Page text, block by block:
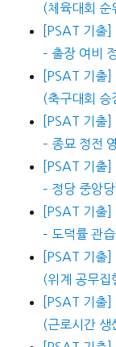
(체육대회 순
[PSAT 기출
– 출장 여비
[PSAT 기출
(축구대회 승
[PSAT 기출
– 종묘 정전
[PSAT 기출
– 정당 중앙
[PSAT 기출
– 도덕률 관
[PSAT 기출
(위계 공무집
[PSAT 기출
(근로시간 생